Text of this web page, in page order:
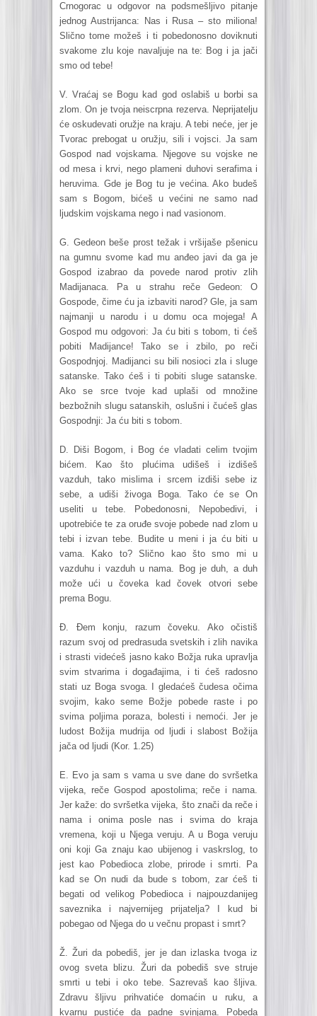
Crnogorac u odgovor na podsmešljivo pitanje
jednog Austrijanca: Nas i Rusa – sto miliona!
Slično tome možeš i ti pobedonosno doviknuti
svakome zlu koje navaljuje na te: Bog i ja jači
smo od tebe!
V. Vraćaj se Bogu kad god oslabiš u borbi sa
zlom. On je tvoja neiscrpna rezerva. Neprijatelju
će oskudevati oružje na kraju. A tebi neće, jer je
Tvorac prebogat u oružju, sili i vojsci. Ja sam
Gospod nad vojskama. Njegove su vojske ne
od mesa i krvi, nego plameni duhovi serafima i
heruvima. Gde je Bog tu je većina. Ako budeš
sam s Bogom, bićeš u većini ne samo nad
ljudskim vojskama nego i nad vasionom.
G. Gedeon beše prost težak i vršijaše pšenicu
na gumnu svome kad mu anđeo javi da ga je
Gospod izabrao da povede narod protiv zlih
Madijanaca. Pa u strahu reče Gedeon: O
Gospode, čime ću ja izbaviti narod? Gle, ja sam
najmanji u narodu i u domu oca mojega! A
Gospod mu odgovori: Ja ću biti s tobom, ti ćeš
pobiti Madijance! Tako se i zbilo, po reči
Gospodnjoj. Madijanci su bili nosioci zla i sluge
satanske. Tako ćeš i ti pobiti sluge satanske.
Ako se srce tvoje kad uplaši od množine
bezbožnih slugu satanskih, oslušni i čućeš glas
Gospodnji: Ja ću biti s tobom.
D. Diši Bogom, i Bog će vladati celim tvojim
bićem. Kao što plućima udišeš i izdišeš
vazduh, tako mislima i srcem izdiši sebe iz
sebe, a udiši živoga Boga. Tako će se On
useliti u tebe. Pobedonosni, Nepobedivi, i
upotrebiće te za oruđe svoje pobede nad zlom u
tebi i izvan tebe. Budite u meni i ja ću biti u
vama. Kako to? Slično kao što smo mi u
vazduhu i vazduh u nama. Bog je duh, a duh
može ući u čoveka kad čovek otvori sebe
prema Bogu.
Đ. Đem konju, razum čoveku. Ako očistiš
razum svoj od predrasuda svetskih i zlih navika
i strasti videćeš jasno kako Božja ruka upravlja
svim stvarima i događajima, i ti ćeš radosno
stati uz Boga svoga. I gledaćeš čudesa očima
svojim, kako seme Božje pobede raste i po
svima poljima poraza, bolesti i nemoći. Jer je
ludost Božija mudrija od ljudi i slabost Božija
jača od ljudi (Kor. 1.25)
E. Evo ja sam s vama u sve dane do svršetka
vijeka, reče Gospod apostolima; reče i nama.
Jer kaže: do svršetka vijeka, što znači da reče i
nama i onima posle nas i svima do kraja
vremena, koji u Njega veruju. A u Boga veruju
oni koji Ga znaju kao ubijenog i vaskrslog, to
jest kao Pobedioca zlobe, prirode i smrti. Pa
kad se On nudi da bude s tobom, zar ćeš ti
begati od velikog Pobedioca i najpouzdanijeg
saveznika i najvernijeg prijatelja? I kud bi
pobegao od Njega do u večnu propast i smrt?
Ž. Žuri da pobediš, jer je dan izlaska tvoga iz
ovog sveta blizu. Žuri da pobediš sve struje
smrti u tebi i oko tebe. Sazrevaš kao šljiva.
Zdravu šljivu prihvatiće domaćin u ruku, a
kvarnu pustiće da padne svinjama. Pobeda